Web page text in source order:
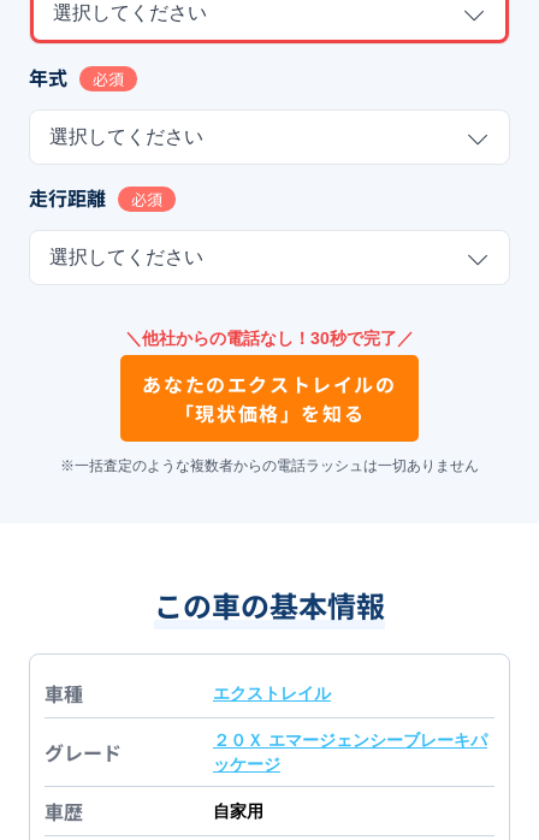
選択してください
年式 必須
選択してください
走行距離 必須
選択してください
＼他社からの電話なし！30秒で完了／
あなたのエクストレイルの
「現状価格」を知る
※一括査定のような複数者からの電話ラッシュは一切ありません
この車の基本情報
車種 エクストレイル
グレード
２０Ｘ エマージェンシーブレーキパ
ッケージ
車歴 自家用